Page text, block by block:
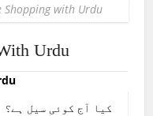
Shopping with Urdu
Urdu
کیا آج کوئی سیل ہے؟